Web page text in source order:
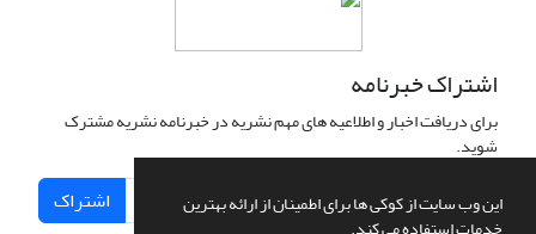
این وب سایت از کوکی ها برای اطمینان از ارائه بهترین
اشتراک خبرنامه
برای دریافت اخبار و اطلاعیه های مهم نشریه در خبرنامه نشریه مشترک
شوید.
اشتراک